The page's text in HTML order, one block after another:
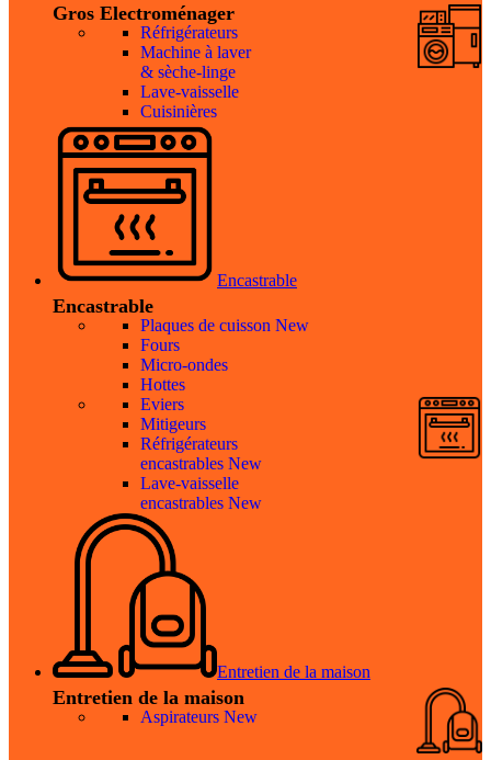
Gros Electroménager
Réfrigérateurs
Machine à laver
& sèche-linge
Lave-vaisselle
Cuisinières
Encastrable
Encastrable
Plaques de cuisson New
Fours
Micro-ondes
Hottes
Eviers
Mitigeurs
Réfrigérateurs
encastrables New
Lave-vaisselle
encastrables New
Entretien de la maison
Entretien de la maison
Aspirateurs New